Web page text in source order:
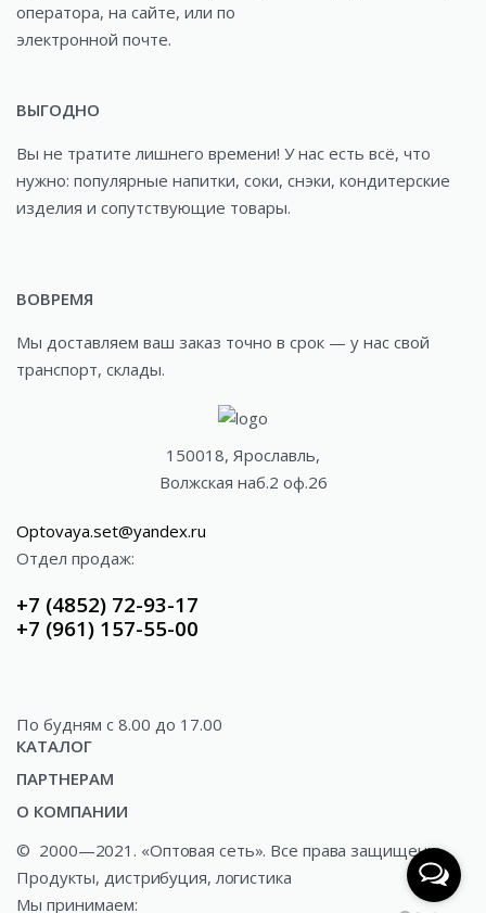
оператора, на сайте, или по
электронной почте.
ВЫГОДНО
Вы не тратите лишнего времени! У нас есть всё, что
нужно: популярные напитки, соки, снэки, кондитерские
изделия и сопутствующие товары.
ВОВРЕМЯ
Мы доставляем ваш заказ точно в срок — у нас свой
транспорт, склады.
150018, Ярославль,
Волжская наб.2 оф.26
Optovaya.set@yandex.ru
Отдел продаж:
+7 (4852) 72-93-17
+7 (961) 157-55-00
По будням c 8.00 до 17.00
КАТАЛОГ
Акции
Газированные напитки
Минеральные и ключевые воды
Соки и сокосодержащая продукция
ПАРТНЕРАМ
Доставка
Как купить?
Сотрудничество
О КОМПАНИИ
О компании
Новости
© 2000—2021. «Оптовая сеть». Все права защищены.
Продукты, дистрибуция, логистика
Мы принимаем: